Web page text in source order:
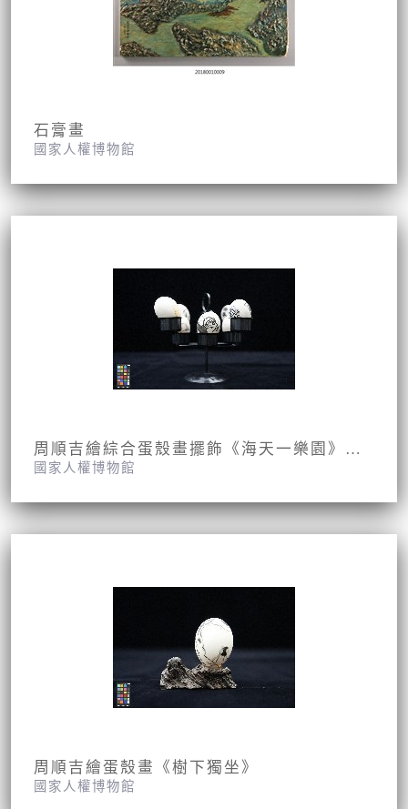
石膏畫
國家人權博物館
周順吉繪綜合蛋殼畫擺飾《海天一樂園》《雙猴戲帽》《迪斯耐樂園》《北門》《三陽開泰》《仲夏之夜》《清心茶》
國家人權博物館
周順吉繪蛋殼畫《樹下獨坐》
國家人權博物館